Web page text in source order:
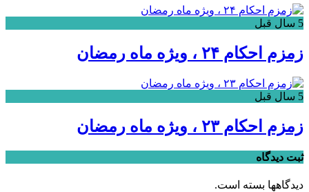
5 سال قبل
زمزم احکام ۲۴ ، ویژه ماه رمضان
5 سال قبل
زمزم احکام ۲۳ ، ویژه ماه رمضان
ثبت دیدگاه
دیدگاهها بسته است.